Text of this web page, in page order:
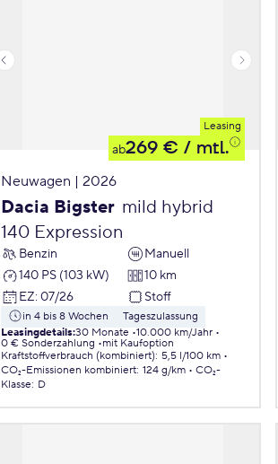
Leasing
ab269 € / mtl.
Neuwagen | 2026
Dacia Bigster mild hybrid
140 Expression
Benzin
Manuell
140 PS (103 kW)
10 km
EZ: 07/26 Stoff
in 4 bis 8 Wochen
Tageszulassung
Leasingdetails:30 Monate 10.000 km/Jahr
0 € Sonderzahlung
mit Kaufoption
Kraftstoffverbrauch (kombiniert): 5,5 l/100 km
CO₂-Emissionen kombiniert: 124 g/km
CO₂-
Klasse: D